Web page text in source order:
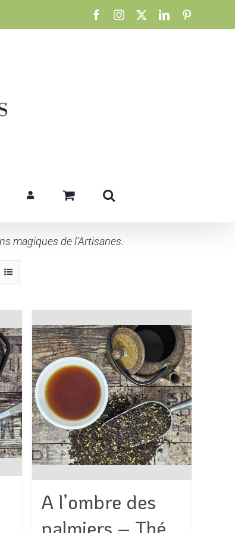
FacebookInstagram LinkedIn
magiques de l’Artisanes.
A l’ombre des
palmiers – Thé